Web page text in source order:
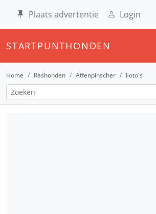
Plaats advertentie Login
STARTPUNTHONDEN
Home Rashonden Affenpinscher Foto's